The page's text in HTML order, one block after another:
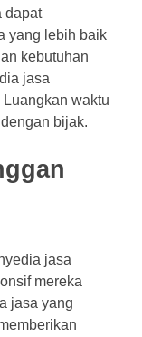
dapat
yang lebih baik
kebutuhan
jasa
waktu
bijak.
jasa
mereka
jasa yang